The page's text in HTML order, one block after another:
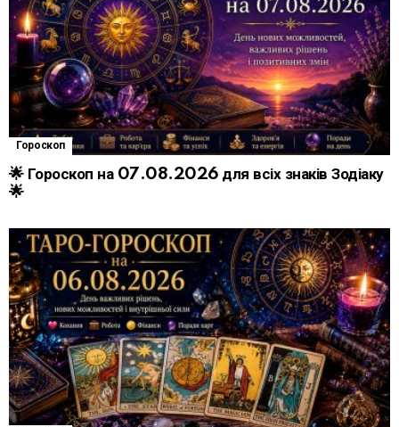
Гороскоп
🌟 Гороскоп на 07.08.2026 для всіх знаків Зодіаку
🌟